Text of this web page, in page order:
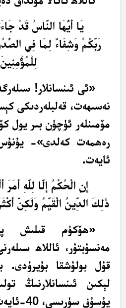
يَا أَيُّهَا النَّاسُ قَدْ
رَبِّكُمْ وَشِفَاءٌ لِمَا فِي
لِلْمُؤْمِنِينَ
«ئى ئىنسانلار!
نەسىھەت، قەلبلەردىكى
مۆمىنلەر ئۈچۈن بىر يول
ئايەت.
إِنِ الْحُكْمُ إِلَّا لِلَّهِ أَمَرَ
ذَلِكَ الدِّينُ الْقَيِّمُ وَلَكِنَّ
«ھۆكۈم قىلىش
مەنسۇبتۇر، ئاللاھ
قۇل بولۇشقا بۇيرۇدى.
لېكىن ئىنسانلارنىڭ
يۇسۇف سۈرىسى، 40-ئايەت.